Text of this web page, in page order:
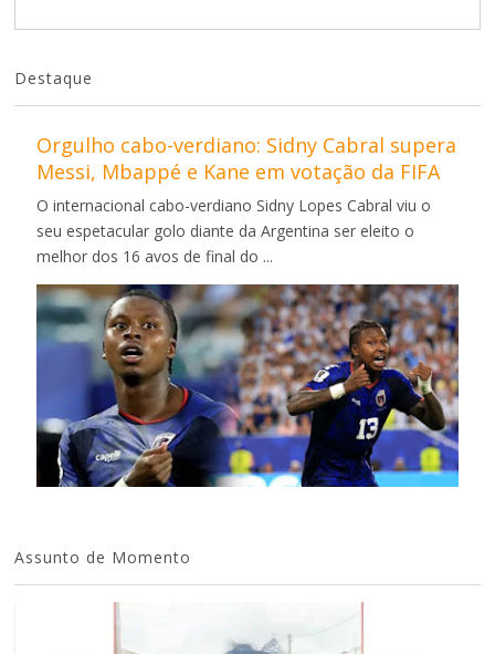
Destaque
Orgulho cabo-verdiano: Sidny Cabral supera
Messi, Mbappé e Kane em votação da FIFA
O internacional cabo-verdiano Sidny Lopes Cabral viu o
seu espetacular golo diante da Argentina ser eleito o
melhor dos 16 avos de final do ...
Assunto de Momento